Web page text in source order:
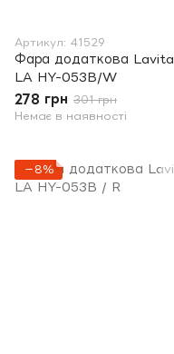
Артикул: 41529
Фара додаткова Lavita
LA HY-053B/W
278 грн 301 грн
Немає в наявності
−8%